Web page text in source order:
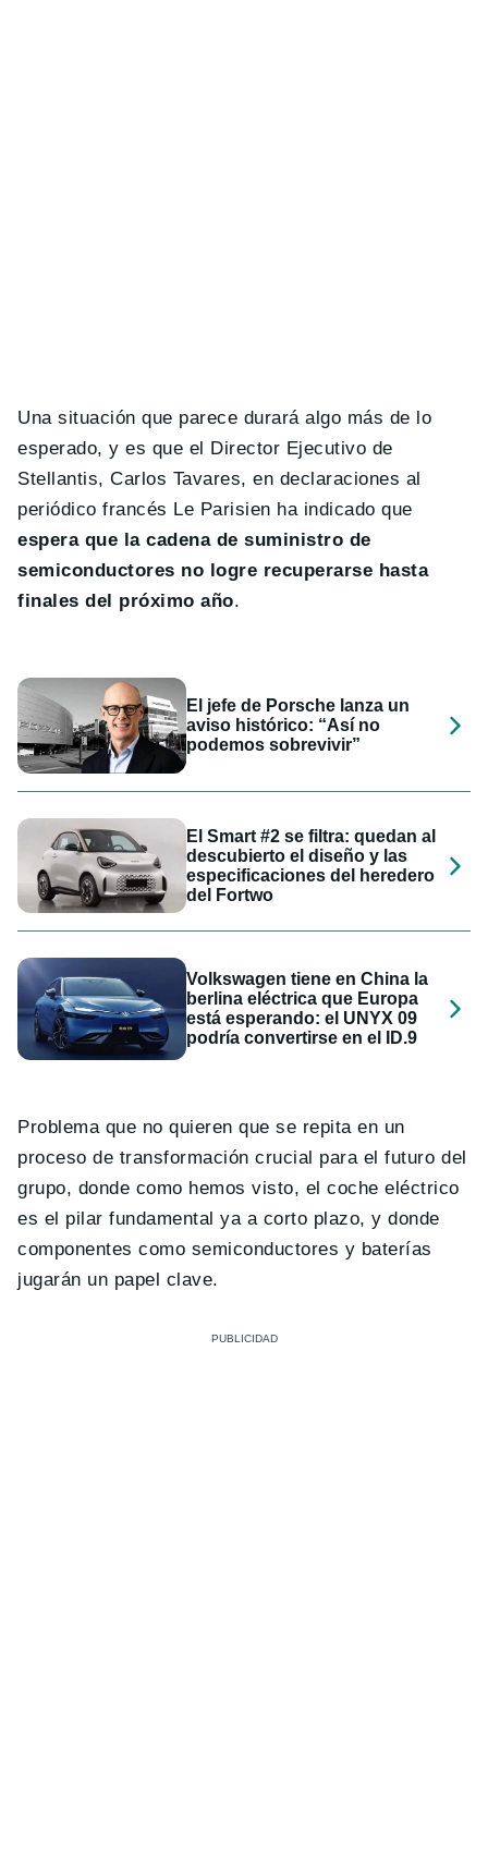
Una situación que parece durará algo más de lo
esperado, y es que el Director Ejecutivo de
Stellantis, Carlos Tavares, en declaraciones al
periódico francés Le Parisien ha indicado que
espera que la cadena de suministro de
semiconductores no logre recuperarse hasta
finales del próximo año.
El jefe de Porsche lanza un
aviso histórico: “Así no
podemos sobrevivir”
El Smart #2 se filtra: quedan al
descubierto el diseño y las
especificaciones del heredero
del Fortwo
Volkswagen tiene en China la
berlina eléctrica que Europa
está esperando: el UNYX 09
podría convertirse en el ID.9
Problema que no quieren que se repita en un
proceso de transformación crucial para el futuro del
grupo, donde como hemos visto, el coche eléctrico
es el pilar fundamental ya a corto plazo, y donde
componentes como semiconductores y baterías
jugarán un papel clave.